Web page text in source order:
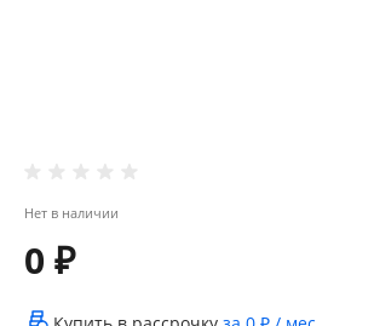
Нет в наличии
0 ₽